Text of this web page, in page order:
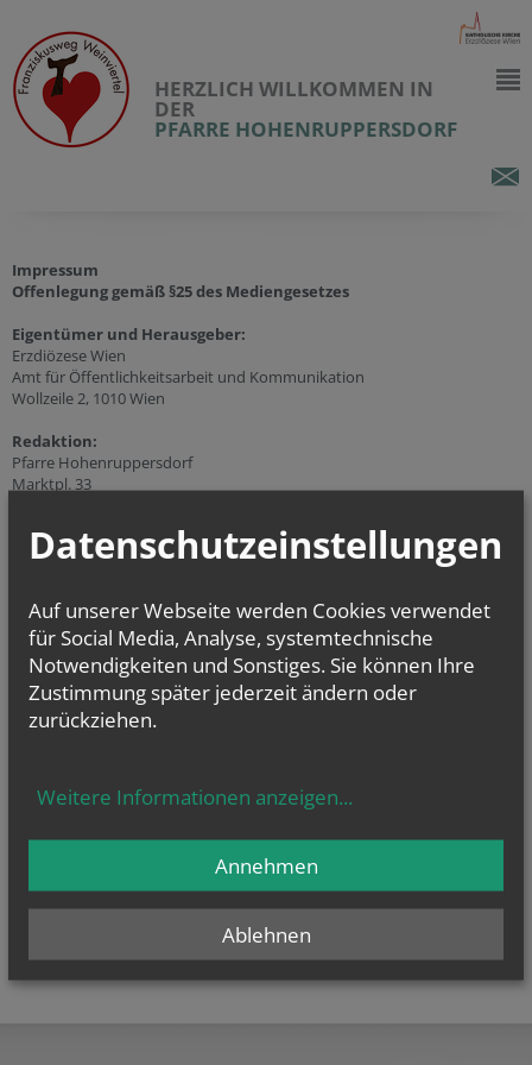
HERZLICH WILLKOMMEN IN
DER
PFARRE HOHENRUPPERSDORF
Impressum
Offenlegung gemäß §25 des Mediengesetzes
Eigentümer und Herausgeber:
Erzdiözese Wien
Amt für Öffentlichkeitsarbeit und Kommunikation
Wollzeile 2, 1010 Wien
Redaktion:
Pfarre Hohenruppersdorf
Marktpl. 33
E-Mail:pfarre.hohenruppersdorf@katholischekirche.at
Diese Seite ist der Webauftritt von Pfarre Hohenruppersdorf im Rahmen
des Webportals der Erzdiözese Wien.
Datenschutzerklärung
Barrierefreiheitserklärung
Datenschutzeinstellungen
Auf unserer Webseite werden Cookies verwendet
für Social Media, Analyse, systemtechnische
Notwendigkeiten und Sonstiges. Sie können Ihre
Zustimmung später jederzeit ändern oder
zurückziehen.
Weitere Informationen anzeigen...
Ablehnen
Annehmen